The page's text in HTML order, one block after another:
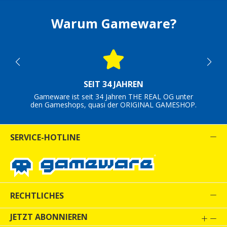
Warum Gameware?
SEIT 34 JAHREN
Gameware ist seit 34 Jahren THE REAL OG unter
den Gameshops, quasi der ORIGINAL GAMESHOP.
SERVICE-HOTLINE
RECHTLICHES
JETZT ABONNIEREN